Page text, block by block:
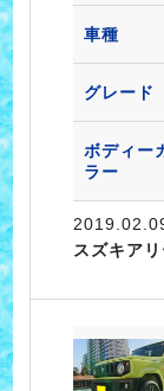
車種
グレード
ボディー
ラー
スズキア